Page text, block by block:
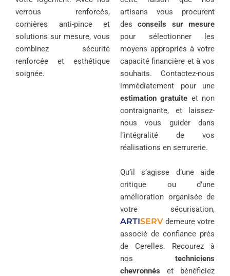
verrous renforcés,
cornières anti-pince et
solutions sur mesure, vous
combinez sécurité
renforcée et esthétique
soignée.
artisans vous procurent
desconseils sur mesure
pour sélectionner les
moyens appropriés à votre
capacité financière et à vos
souhaits. Contactez-nous
immédiatement pour une
estimation gratuite et non
contraignante, et laissez-
nous vous guider dans
l’intégralité de vos
réalisations en serrurerie.
Qu’il s’agisse d’une aide
critique ou d’une
amélioration organisée de
votre sécurisation,
ARTISERV demeure votre
associé de confiance près
de Cerelles. Recourez à
nos techniciens
chevronnés et bénéficiez